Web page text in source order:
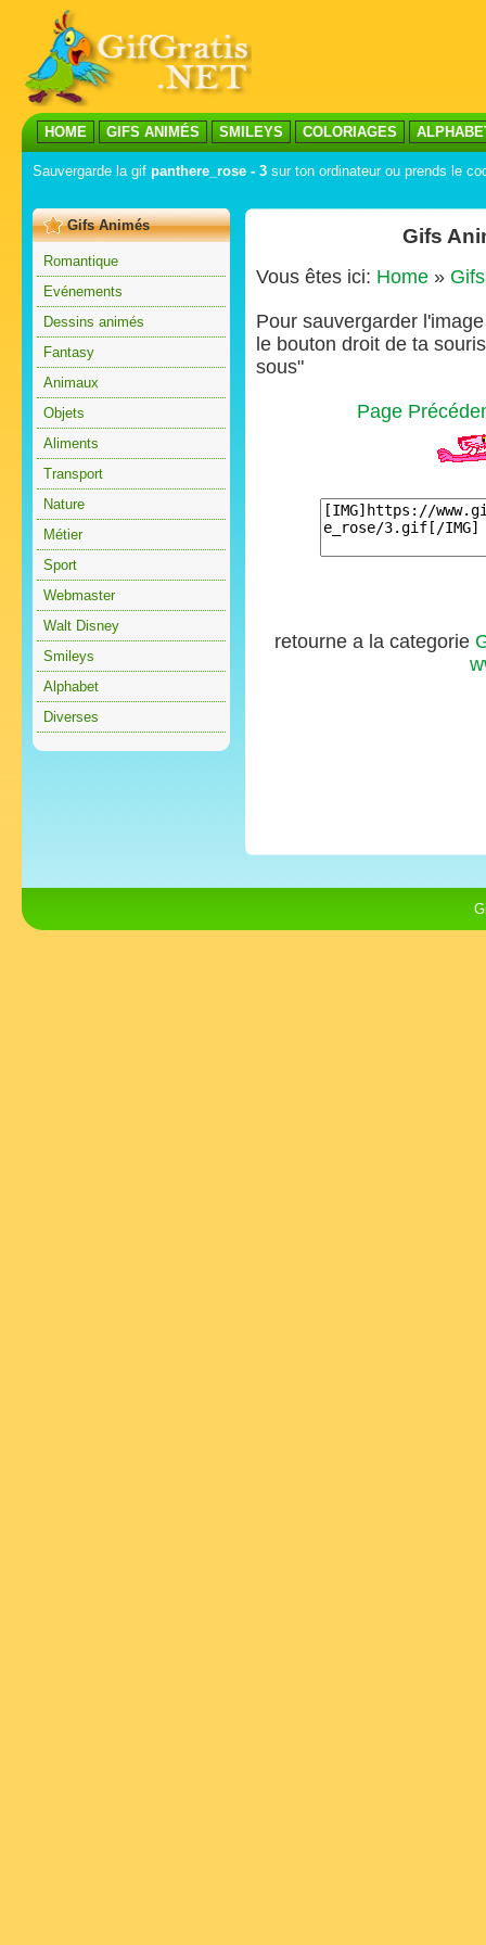
HOME GIFS ANIMÉS SMILEYS COLORIAGES
Sauvergarde la gif panthere_rose - 3 sur ton ordinateur ou prends le
Gifs Animés
Romantique
Evénements
Dessins animés
Fantasy
Animaux
Objets
Aliments
Transport
Nature
Métier
Sport
Webmaster
Walt Disney
Smileys
Alphabet
Diverses
Gifs
Vous êtes ici: Home »
Pour sauvergarder
le bouton droit de ta
sous"
Page
retourne a la categorie